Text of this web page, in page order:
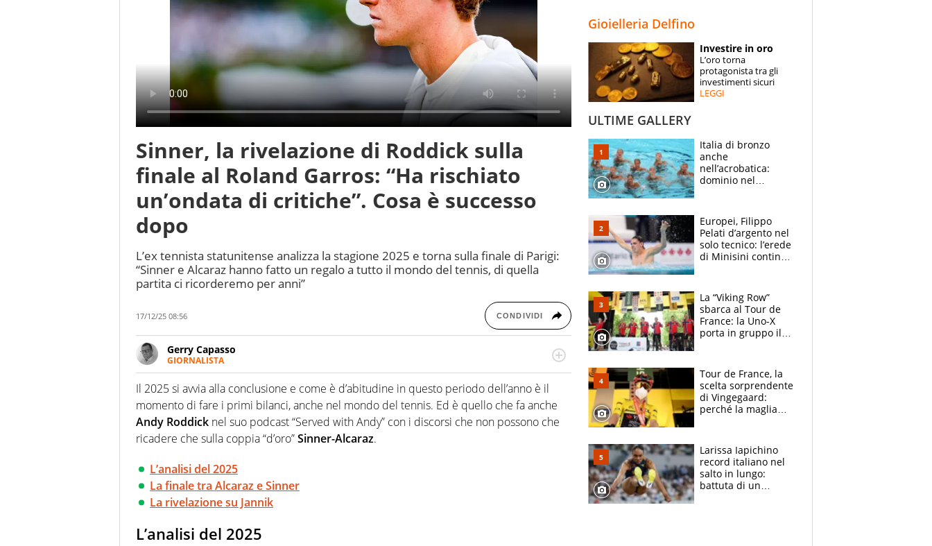
ESPERTI
CONTATTI
Sinner, la rivelazione di Roddick sulla
finale al Roland Garros: “Ha rischiato
un’ondata di critiche”. Cosa è successo
dopo
L’ex tennista statunitense analizza la stagione 2025 e torna sulla finale di Parigi:
“Sinner e Alcaraz hanno fatto un regalo a tutto il mondo del tennis, di quella
partita ci ricorderemo per anni”
17/12/25 08:56 CONDIVIDI
Gerry Capasso
GIORNALISTA
Per lui gli sport americani non hanno segreti: basket, football, baseball e la capacità
innata di trovare la notizia dove altri non vedono granché
Il 2025 si avvia alla conclusione e come è d’abitudine in questo periodo dell’anno è il
momento di fare i primi bilanci, anche nel mondo del tennis. Ed è quello che fa anche
Andy Roddick nel suo podcast “Served with Andy” con i discorsi che non possono che
ricadere che sulla coppia “d’oro”Sinner-Alcaraz.
L’analisi del 2025
La finale tra Alcaraz e Sinner
La rivelazione su Jannik
L’analisi del 2025
Gioielleria Delfino
Investire in oro
L’oro torna
protagonista tra gli
investimenti sicuri
LEGGI
ULTIME GALLERY
Italia di bronzo
anche
nell’acrobatica:
dominio nel
e compagni
continuare
Europei, Filippo
Pelati d’argento nel
solo tecnico: l’erede
di Minisini continua
mirino
La “Viking Row”
sbarca al Tour de
France: la Uno-X
porta in gruppo il
compagni
Tour de France, la
scelta sorprendente
di Vingegaard:
perché la maglia
rischio da evitare
Larissa Iapichino
record italiano nel
salto in lungo:
battuta di un